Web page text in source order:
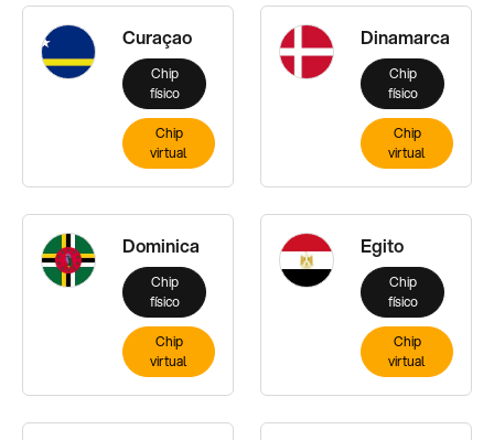
Curaçao
Chip
físico
Chip
virtual
Dinamarca
Chip
físico
Chip
virtual
Dominica
Chip
físico
Chip
virtual
Egito
Chip
físico
Chip
virtual